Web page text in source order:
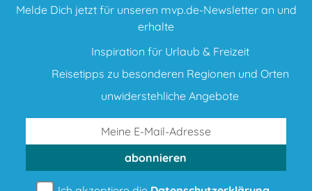
Melde Dich jetzt für unseren mvp.de-Newsletter an und
erhalte
Inspiration für Urlaub & Freizeit
Reisetipps zu besonderen Regionen und Orten
unwiderstehliche Angebote
abonnieren